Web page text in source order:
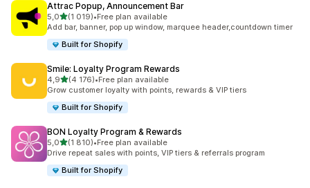
Attrac Popup, Announcement Bar
5,0av 5 stjerner
(1 019)
Totalt 1019 omtaler
•Free plan available
Add bar, banner, pop up window, marquee header,countdown timer
Built for Shopify
Smile: Loyalty Program Rewards
4,9av 5 stjerner
(4 176)
Totalt 4176 omtaler
•Free plan available
Grow customer loyalty with points, rewards & VIP tiers
Built for Shopify
BON Loyalty Program & Rewards
5,0av 5 stjerner
(1 810)
Totalt 1810 omtaler
•Free plan available
Drive repeat sales with points, VIP tiers & referrals program
Built for Shopify